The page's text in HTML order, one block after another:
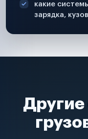
какие
зарядка, кузов